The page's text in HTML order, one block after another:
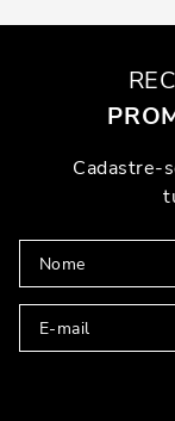
Cadastre-